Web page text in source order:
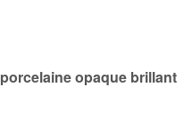
porcelaine opaque brillant